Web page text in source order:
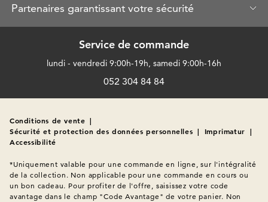
Partenaires garantissant votre sécurité
Service de commande
lundi - vendredi 9:00h-19h, samedi 9:00h-16h
052 304 84 84
Conditions de vente |
Sécurité et protection des données personnelles | Imprimatur |
Accessibilité
*Uniquement valable pour une commande en ligne, sur l'intégralité
de la collection. Non applicable pour une commande en cours ou
un bon cadeau. Pour profiter de l'offre, saisissez votre code
avantage dans le champ "Code Avantage" de votre panier. Non